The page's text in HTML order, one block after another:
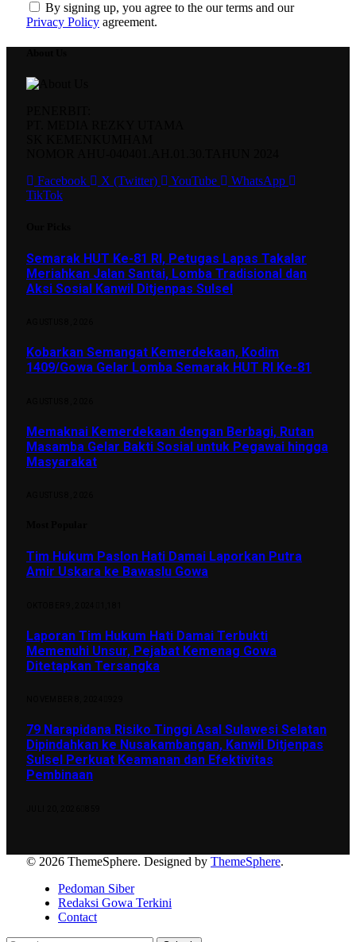
By signing up, you agree to the our terms and our
Privacy Policy agreement.
Facebook
X (Twitter) YouTube
WhatsApp
TikTok
Semarak HUT Ke-81 RI, Petugas Lapas Takalar
Meriahkan Jalan Santai, Lomba Tradisional dan
Aksi Sosial Kanwil Ditjenpas Sulsel
Kobarkan Semangat Kemerdekaan, Kodim
1409/Gowa Gelar Lomba Semarak HUT RI Ke-81
Memaknai Kemerdekaan dengan Berbagi, Rutan
Masamba Gelar Bakti Sosial untuk Pegawai hingga
Masyarakat
Tim Hukum Paslon Hati Damai Laporkan Putra
Amir Uskara ke Bawaslu Gowa
Laporan Tim Hukum Hati Damai Terbukti
Memenuhi Unsur, Pejabat Kemenag Gowa
Ditetapkan Tersangka
79 Narapidana Risiko Tinggi Asal Sulawesi Selatan
Dipindahkan ke Nusakambangan, Kanwil Ditjenpas
Sulsel Perkuat Keamanan dan Efektivitas
Pembinaan
© 2026 ThemeSphere. Designed by ThemeSphere.
Pedoman Siber
Redaksi Gowa Terkini
Contact